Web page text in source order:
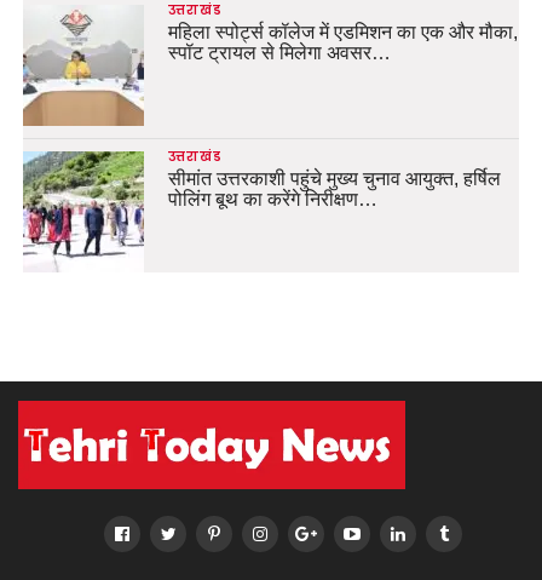
उत्तराखंड
महिला स्पोर्ट्स कॉलेज में एडमिशन का एक और मौका,
स्पॉट ट्रायल से मिलेगा अवसर…
उत्तराखंड
सीमांत उत्तरकाशी पहुंचे मुख्य चुनाव आयुक्त, हर्षिल
पोलिंग बूथ का करेंगे निरीक्षण…